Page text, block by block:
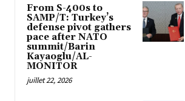
From S-400s to
SAMP/T: Turkey’s
defense pivot gathers
pace after NATO
summit/Barin
Kayaoglu/AL-
MONITOR
juillet 22, 2026